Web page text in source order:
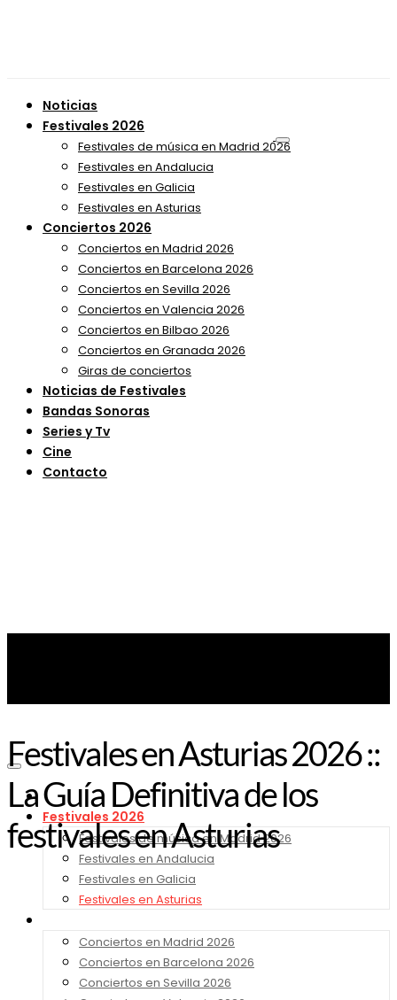
Noticias
Festivales 2026
Festivales de música en Madrid 2026
Festivales en Andalucia
Festivales en Galicia
Festivales en Asturias
Conciertos 2026
Conciertos en Madrid 2026
Conciertos en Barcelona 2026
Conciertos en Sevilla 2026
Conciertos en Valencia 2026
Conciertos en Bilbao 2026
Conciertos en Granada 2026
Giras de conciertos
Noticias de Festivales
Bandas Sonoras
Series y Tv
Cine
Contacto
Noticias
Festivales 2026
Festivales de música en Madrid 2026
Festivales en Andalucia
Festivales en Galicia
Festivales en Asturias
Conciertos en Madrid 2026
Conciertos en Barcelona 2026
Conciertos en Sevilla 2026
Festivales en Asturias 2026 ::
La Guía Definitiva de los
festivales en Asturias